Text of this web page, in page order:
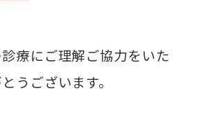
療にご理解ご協力をいた
うございます。